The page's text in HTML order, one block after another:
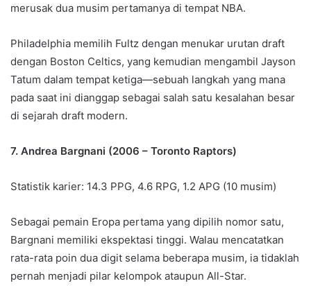
merusak dua musim pertamanya di tempat NBA.
Philadelphia memilih Fultz dengan menukar urutan draft
dengan Boston Celtics, yang kemudian mengambil Jayson
Tatum dalam tempat ketiga—sebuah langkah yang mana
pada saat ini dianggap sebagai salah satu kesalahan besar
di sejarah draft modern.
7. Andrea Bargnani (2006 – Toronto Raptors)
Statistik karier: 14.3 PPG, 4.6 RPG, 1.2 APG (10 musim)
Sebagai pemain Eropa pertama yang dipilih nomor satu,
Bargnani memiliki ekspektasi tinggi. Walau mencatatkan
rata-rata poin dua digit selama beberapa musim, ia tidaklah
pernah menjadi pilar kelompok ataupun All-Star.